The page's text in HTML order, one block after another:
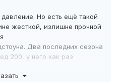
Но есть ещё такой
жесткой, излишне прочной
Два последних сезона
200, у него как раз
диски на 18 и взял Toyo Open